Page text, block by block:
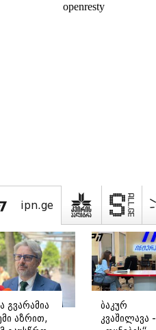
ipn.ge
გვარამია
აზრით,
ბაკურ
კვაშილავა -